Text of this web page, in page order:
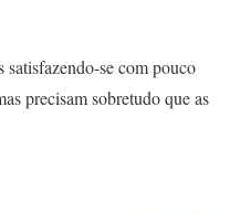
satisfazendo-se com pouco
precisam sobretudo que as